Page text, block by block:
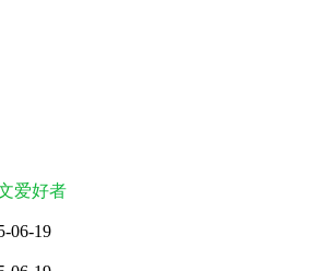
爱好者
06-19